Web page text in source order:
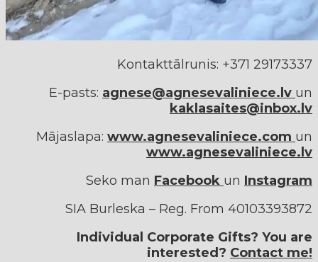
Kontakttālrunis: +371 29173337
E-pasts: agnese@agnesevaliniece.lv un
kaklasaites@inbox.lv
Mājaslapa: www.agnesevaliniece.com un
www.agnesevaliniece.lv
Seko man Facebook un Instagram
SIA Burleska – Reg. From 40103393872
Individual Corporate Gifts? You are
interested? Contact me!